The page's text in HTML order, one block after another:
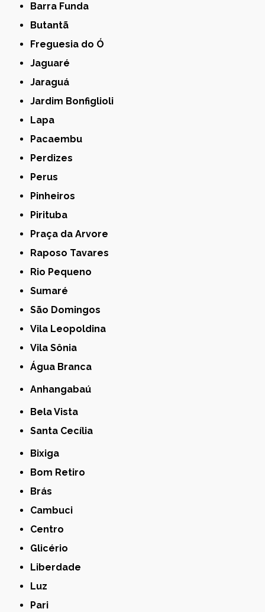
Barra Funda
Butantã
Freguesia do Ó
Jaguaré
Jaraguá
Jardim Bonfiglioli
Lapa
Pacaembu
Perdizes
Perus
Pinheiros
Pirituba
Praça da Arvore
Raposo Tavares
Rio Pequeno
Sumaré
São Domingos
Vila Leopoldina
Vila Sônia
Água Branca
Anhangabaú
Bela Vista
Santa Cecília
Bixiga
Bom Retiro
Brás
Cambuci
Centro
Glicério
Liberdade
Luz
Pari